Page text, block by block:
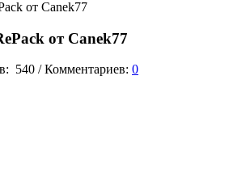
от Canek77
540 / Комментариев: 0